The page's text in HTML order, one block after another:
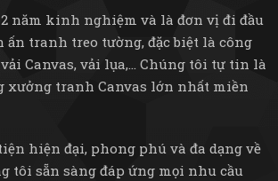
năm kinh nghiệm và là đơn vị đi đầu
tranh treo tường, đặc biệt là công
Canvas, vải lụa,... Chúng tôi tự tin là
xưởng tranh Canvas lớn nhất miền
hiện đại, phong phú và đa dạng về
tôi sẵn sàng đáp ứng mọi nhu cầu